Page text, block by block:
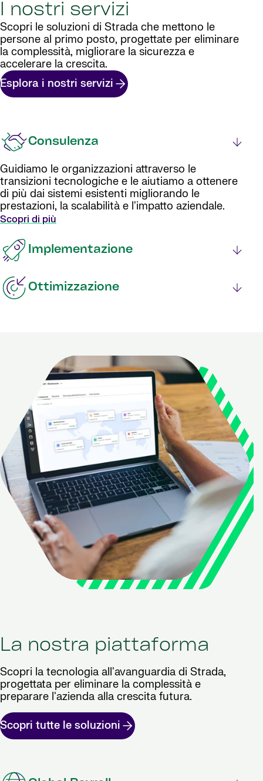
I nostri servizi
Scopri le soluzioni di Strada che mettono le
persone al primo posto, progettate per eliminare
la complessità, migliorare la sicurezza e
accelerare la crescita.
Esplora i nostri servizi
Consulenza
Guidiamo le organizzazioni attraverso le
transizioni tecnologiche e le aiutiamo a ottenere
di più dai sistemi esistenti migliorando le
prestazioni, la scalabilità e l'impatto aziendale.
Scopri di più
Implementazione
Ottimizzazione
La nostra piattaforma
Scopri la tecnologia all'avanguardia di Strada,
progettata per eliminare la complessità e
preparare l'azienda alla crescita futura.
Scopri tutte le soluzioni